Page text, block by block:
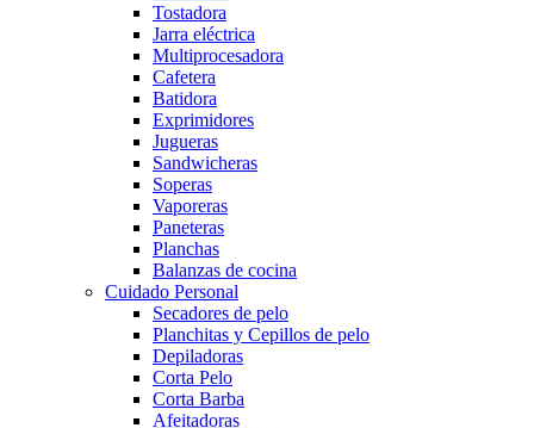
Tostadora
Jarra eléctrica
Multiprocesadora
Cafetera
Batidora
Exprimidores
Jugueras
Sandwicheras
Soperas
Vaporeras
Paneteras
Planchas
Balanzas de cocina
Cuidado Personal
Secadores de pelo
Planchitas y Cepillos de pelo
Depiladoras
Corta Pelo
Corta Barba
Afeitadoras